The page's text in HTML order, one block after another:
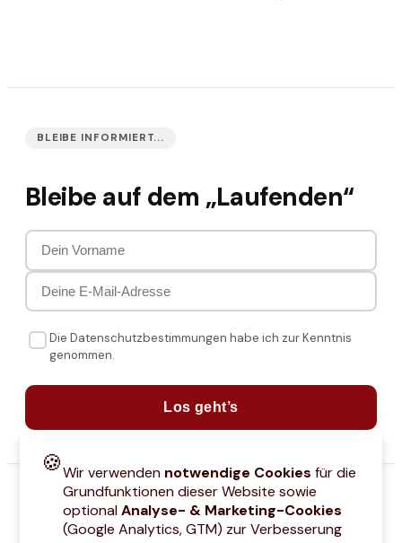
BLEIBE INFORMIERT...
Bleibe auf dem „Laufenden“
Die Datenschutzbestimmungen habe ich zur Kenntnis
genommen.
Los geht’s
🍪Wir verwenden notwendige Cookies für die
Grundfunktionen dieser Website sowie
optionalAnalyse- & Marketing-Cookies
(Google Analytics, GTM) zur Verbesserung